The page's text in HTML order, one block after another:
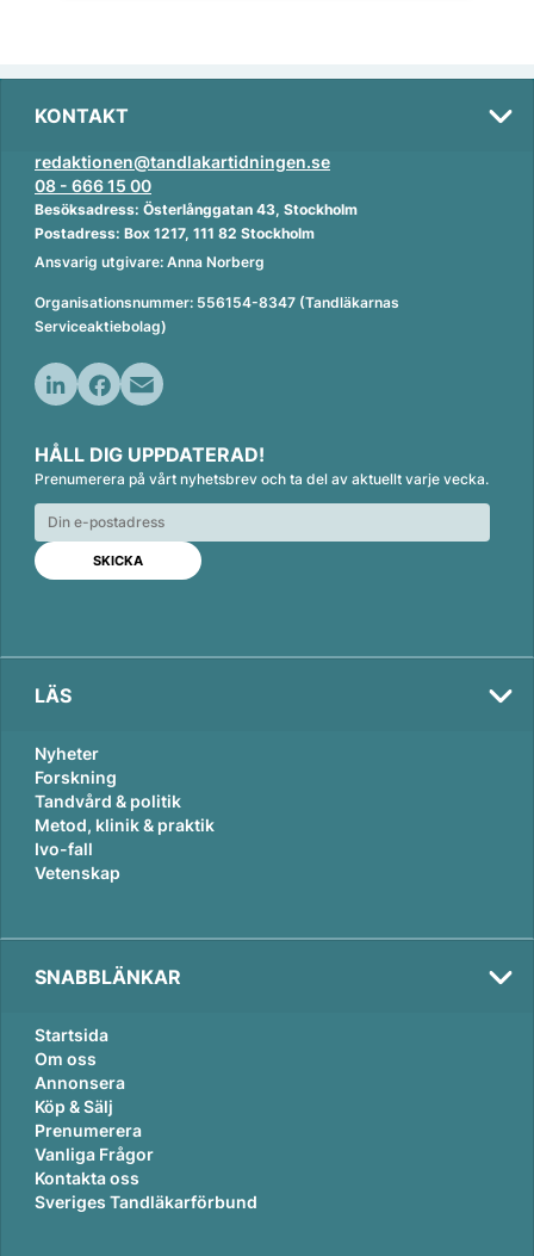
KONTAKT
redaktionen@tandlakartidningen.se
08 - 666 15 00
Besöksadress: Österlånggatan 43, Stockholm
Postadress: Box 1217, 111 82 Stockholm
Ansvarig utgivare: Anna Norberg
Organisationsnummer: 556154-8347 (Tandläkarnas
Serviceaktiebolag)
n
k
e
d
n
c
e
b
o
o
k
a
i
l
HÅLL DIG UPPDATERAD!
Prenumerera på vårt nyhetsbrev och ta del av aktuellt varje vecka.
LÄS
Nyheter
Forskning
Tandvård & politik
Metod, klinik & praktik
Ivo-fall
Vetenskap
SNABBLÄNKAR
Startsida
Om oss
Annonsera
Köp & Sälj
Prenumerera
Vanliga Frågor
Kontakta oss
Sveriges Tandläkarförbund